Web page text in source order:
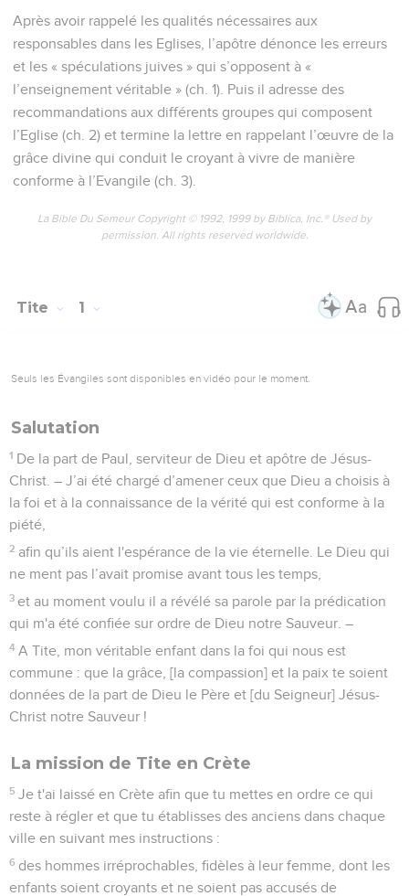
Après avoir rappelé les qualités nécessaires aux
responsables dans les Eglises, l’apôtre dénonce les erreurs
et les « spéculations juives » qui s’opposent à «
l’enseignement véritable » (ch. 1). Puis il adresse des
recommandations aux différents groupes qui composent
l’Eglise (ch. 2) et termine la lettre en rappelant l’œuvre de la
grâce divine qui conduit le croyant à vivre de manière
conforme à l’Evangile (ch. 3).
La Bible Du Semeur Copyright © 1992, 1999 by Biblica, Inc.® Used by
permission. All rights reserved worldwide.
Tite 1
Seuls les Évangiles sont disponibles en vidéo pour le moment.
Salutation
1 De la part de Paul, serviteur de Dieu et apôtre de Jésus-
Christ. – J’ai été chargé d’amener ceux que Dieu a choisis à
la foi et à la connaissance de la vérité qui est conforme à la
piété,
2 afin qu’ils aient l'espérance de la vie éternelle. Le Dieu qui
ne ment pas l’avait promise avant tous les temps,
3 et au moment voulu il a révélé sa parole par la prédication
qui m'a été confiée sur ordre de Dieu notre Sauveur. –
4 A Tite, mon véritable enfant dans la foi qui nous est
commune : que la grâce, [la compassion] et la paix te soient
données de la part de Dieu le Père et [du Seigneur] Jésus-
Christ notre Sauveur !
La mission de Tite en Crète
5 Je t'ai laissé en Crète afin que tu mettes en ordre ce qui
reste à régler et que tu établisses des anciens dans chaque
ville en suivant mes instructions :
6 des hommes irréprochables, fidèles à leur femme, dont les
enfants soient croyants et ne soient pas accusés de